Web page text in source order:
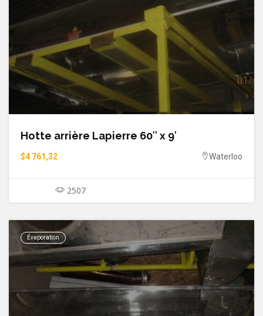
Hotte arrière Lapierre 60″ x 9′
$4 761,32 Waterloo
2507
Évaporation